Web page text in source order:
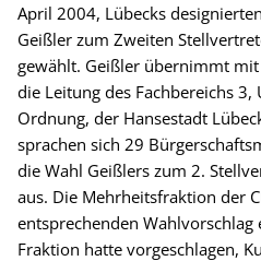
April 2004, Lübecks
Geißler zum Zweiten
gewählt. Geißler übernimmt
die Leitung des Fachbereichs
Ordnung, der Hansestadt
sprachen sich 29
die Wahl Geißlers zum 2.
aus. Die Mehrheitsfraktion der
entsprechenden Wahlvorschlag
Fraktion hatte vorgeschlagen,